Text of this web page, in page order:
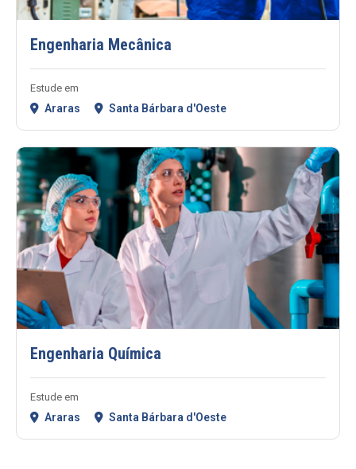
Engenharia Mecânica
Estude em
Araras Santa Bárbara d'Oeste
Engenharia Química
Estude em
Araras Santa Bárbara d'Oeste